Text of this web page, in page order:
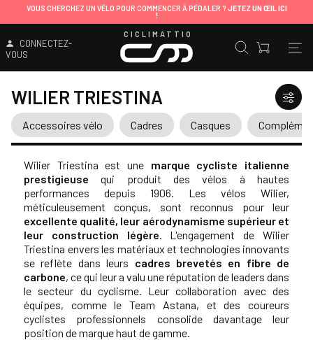
VOUS CHERCHEZ UN VÉLO POUR COMMENCER À PÉDALER ? JETEZ UN ŒIL ICI
!
CONNECTEZ-
VOUS
CICLIMATTIO
WILIER TRIESTINA
Accessoires vélo Cadres Casques
Wilier Triestina est une marque cycliste italienne
prestigieuse qui produit des vélos à hautes
performances depuis 1906. Les vélos Wilier,
méticuleusement conçus, sont reconnus pour leur
excellente qualité, leur aérodynamisme supérieur et
leur construction légère. L'engagement de Wilier
Triestina envers les matériaux et technologies innovants
se reflète dans leurs cadres brevetés en fibre de
carbone, ce qui leur a valu une réputation de leaders dans
le secteur du cyclisme. Leur collaboration avec des
équipes, comme le Team Astana, et des coureurs
cyclistes professionnels consolide davantage leur
position de marque haut de gamme.